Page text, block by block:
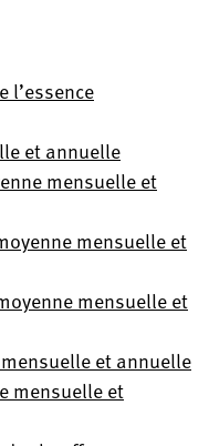
l’essence
et annuelle
mensuelle et
mensuelle et
mensuelle et
et annuelle
mensuelle et